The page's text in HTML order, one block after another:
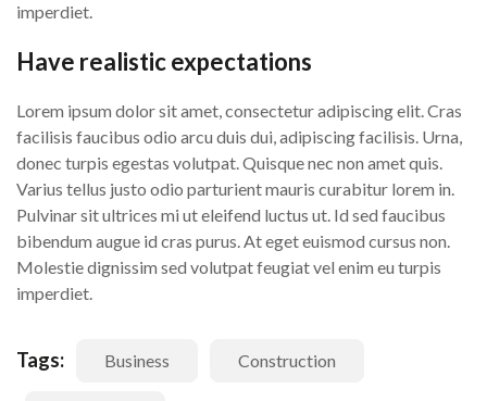
imperdiet.
Have realistic expectations
Lorem ipsum dolor sit amet, consectetur adipiscing elit. Cras
facilisis faucibus odio arcu duis dui, adipiscing facilisis. Urna,
donec turpis egestas volutpat. Quisque nec non amet quis.
Varius tellus justo odio parturient mauris curabitur lorem in.
Pulvinar sit ultrices mi ut eleifend luctus ut. Id sed faucibus
bibendum augue id cras purus. At eget euismod cursus non.
Molestie dignissim sed volutpat feugiat vel enim eu turpis
imperdiet.
Tags: Business Construction